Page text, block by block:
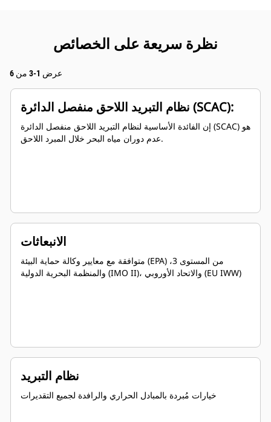
نظرة سريعة على الخصائص
عرض 1-3 من 6
نظام التبريد اللاحق منفصل الدائرة (SCAC):
إن الفائدة الأساسية لنظام التبريد اللاحق منفصل الدائرة (SCAC) هو
عدم دوران مياه البحر خلال المبرد اللاحق.
الانبعاثات
متوافقة مع معايير وكالة حماية البيئة (EPA) من المستوى 3،
والمنظمة البحرية الدولية (IMO II)، والاتحاد الأوروبي (EU IWW)
نظام التبريد
خيارات مُبردة بالمبادل الحراري والرافدة لجميع التقديرات